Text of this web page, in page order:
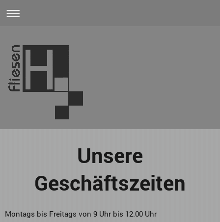
Unsere
Geschäftszeiten
Montags bis Freitags von 9 Uhr bis 12.00 Uhr